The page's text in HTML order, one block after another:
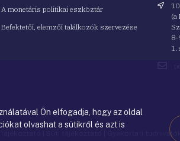
A monetáris politikai eszköztár
Befektetői, elemzői találkozók szervezése
Cím
(a
8-
1.
Gyakorlati
Ön elfogadja, hogy az oldal
olvashat a sütikről és azt is